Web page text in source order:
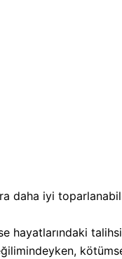
daha iyi
hayatlarındaki